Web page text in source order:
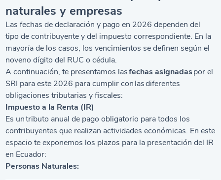
naturales y empresas
Las fechas de declaración y pago en 2026 dependen del
tipo de contribuyente y del impuesto correspondiente. En la
mayoría de los casos, los vencimientos se definen según el
noveno dígito del RUC o cédula.
A continuación, te presentamos lasfechas asignadaspor el
SRI para este 2026 para cumplir con las diferentes
obligaciones tributarias y fiscales:
Impuesto a la Renta (IR)
Es un tributo anual de pago obligatorio para todos los
contribuyentes que realizan actividades económicas. En este
espacio te exponemos los plazos para la presentación del IR
en Ecuador:
Personas Naturales: